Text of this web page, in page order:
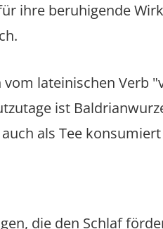
ihre beruhigende
lateinischen Verb
ist
als Tee
die den Schlaf